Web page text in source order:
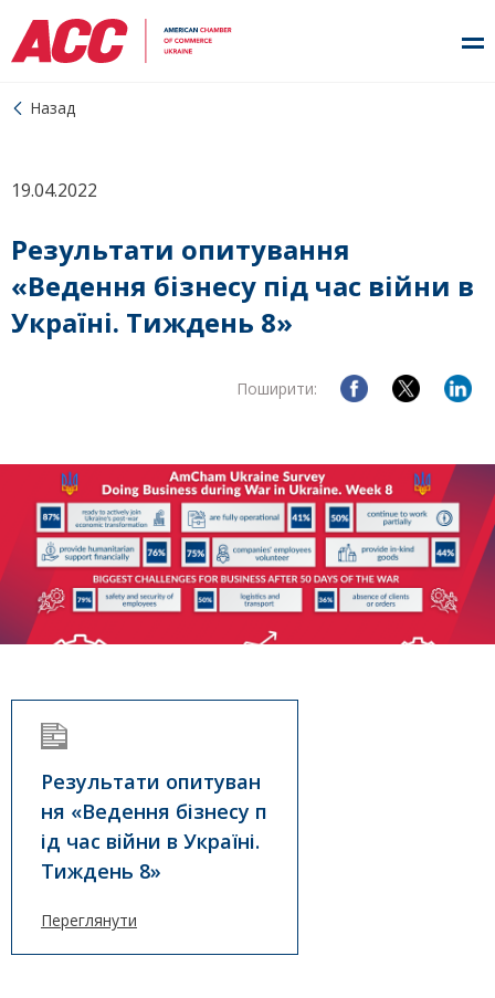
Назад
19.04.2022
Результати опитування
«Ведення бізнесу під час війни в
Україні. Тиждень 8»
Поширити:
Результати опитуван
ня «Ведення бізнесу п
ід час війни в Україні.
Тиждень 8»
Переглянути